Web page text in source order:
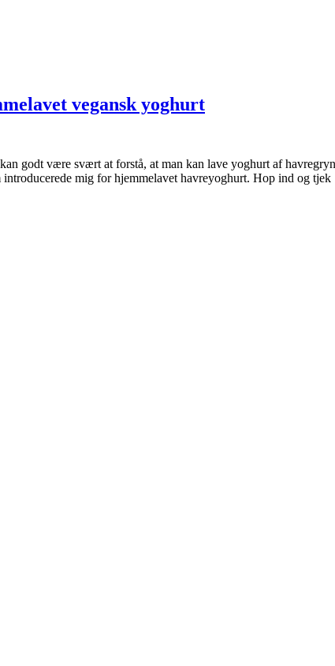
vegansk yoghurt
godt være svært at forstå, at man kan lave yoghurt af
introducerede mig for hjemmelavet havreyoghurt. Hop ind og tjek